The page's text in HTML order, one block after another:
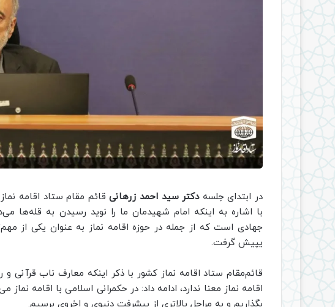
در ابتدای جلسهدکتر سید احمد زرهانیقائم مقام ستاد اقامه
با اشاره به اینکه امام شهیدمان ما را نوید رسیدن به قله‌‌ها
جهادی است که از جمله در حوزه اقامه نماز به عنوان یکی از
یپیش گرفت.
قائم‌مقام ستاد اقامه نماز کشور با ذکر اینکه معارف ناب قرآنی و
اقامه نماز معنا ندارد، ادامه داد: در حکمرانی اسلامی با اقامه